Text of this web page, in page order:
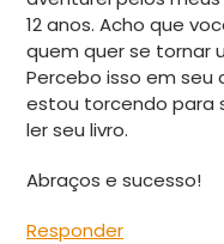
12 anos. Acho que
quem quer se tornar
Percebo isso em seu
estou torcendo para
ler seu livro.
Abraços e sucesso!
Responder